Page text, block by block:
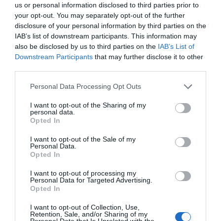
us or personal information disclosed to third parties prior to
your opt-out. You may separately opt-out of the further
disclosure of your personal information by third parties on the
IAB’s list of downstream participants. This information may
also be disclosed by us to third parties on the IAB’s List of
Downstream Participants that may further disclose it to other
Personal Data Processing Opt Outs
I want to opt-out of the Sharing of my
personal data.
Opted In
I want to opt-out of the Sale of my
Personal Data.
Opted In
I want to opt-out of processing my
Personal Data for Targeted Advertising.
Opted In
I want to opt-out of Collection, Use,
Retention, Sale, and/or Sharing of my
Estados Unidos, según la consultora IDC, se
gastaron entre 200.000 y 600.000 millones de
dólares para evitar el desastre. Un gasto total de
unos 365 dólares por ciudadano . Alguno de los
cuales, por cierto, pasó fin de año escondido en
bunkers, tomado de la paranoia.
3 - HeartBleed (2012)
El llamado"error Seggelmann" o HeartBleed
(Hemorragia de corazón) también tuvo lugar una
nochevieja. El 31 de diciembre de 2011, los
responsables de la librería de encriptación de
funciones en el software. Los cambios habían sido
diseñados por el joven programador alemán
Roben Seggelmann y aprobados por su